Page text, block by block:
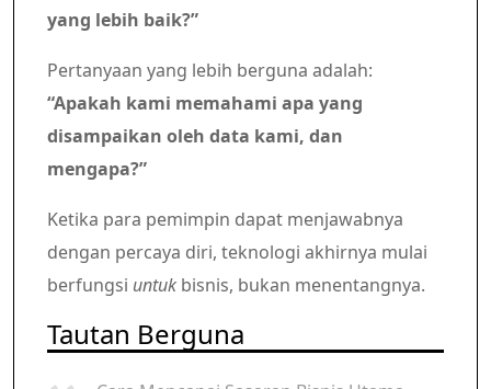
yang lebih baik?”
Pertanyaan yang lebih berguna adalah:
“Apakah kami memahami apa yang
disampaikan oleh data kami, dan
mengapa?”
Ketika para pemimpin dapat menjawabnya
dengan percaya diri, teknologi akhirnya mulai
berfungsi untuk bisnis, bukan menentangnya.
Tautan Berguna